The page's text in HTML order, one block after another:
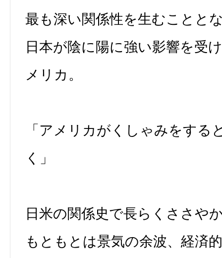
最も深い関係性を生むことと
日本が陰に陽に強い影響を受
メリカ。
「アメリカがくしゃみをする
く」
日米の関係史で長らくささや
もともとは景気の余波、経済